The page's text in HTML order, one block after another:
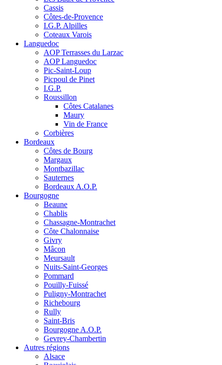
Cassis
Côtes-de-Provence
I.G.P. Alpilles
Coteaux Varois
Languedoc
AOP Terrasses du Larzac
AOP Languedoc
Pic-Saint-Loup
Picpoul de Pinet
I.G.P.
Roussillon
Côtes Catalanes
Maury
Vin de France
Corbières
Bordeaux
Côtes de Bourg
Margaux
Montbazillac
Sauternes
Bordeaux A.O.P.
Bourgogne
Beaune
Chablis
Chassagne-Montrachet
Côte Chalonnaise
Givry
Mâcon
Meursault
Nuits-Saint-Georges
Pommard
Pouilly-Fuissé
Puligny-Montrachet
Richebourg
Rully
Saint-Bris
Bourgogne A.O.P.
Gevrey-Chambertin
Autres régions
Alsace